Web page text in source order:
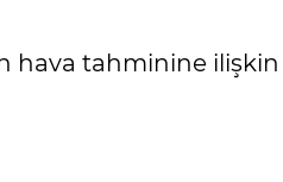
hava tahminine ilişkin